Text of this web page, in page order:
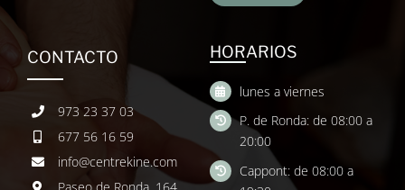
CONTACTO
973 23 37 03
677 56 16 59
info@centrekine.com
Paseo de Ronda, 164
HORARIOS
lunes a viernes
P. de Ronda: de 08:00 a
20:00
Cappont: de 08:00 a